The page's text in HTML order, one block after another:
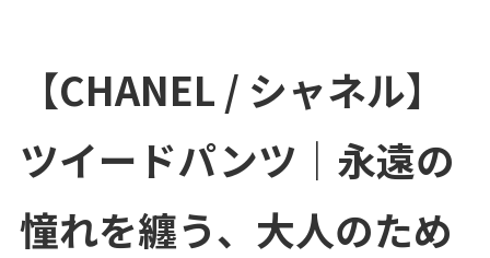
【CHANEL / シャネル】
ツイードパンツ｜永遠の
憧れを纏う、大人のため